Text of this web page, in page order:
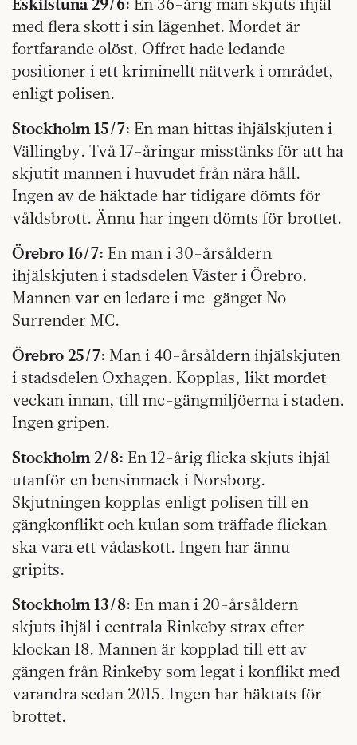
med flera skott i sin lägenhet. Mordet är
fortfarande olöst. Offret hade ledande
positioner i ett kriminellt nätverk i området,
enligt polisen.
Stockholm 15/7: En man hittas ihjälskjuten i
Vällingby. Två 17-åringar misstänks för att ha
skjutit mannen i huvudet från nära håll.
Ingen av de häktade har tidigare dömts för
våldsbrott. Ännu har ingen dömts för brottet.
Örebro 16/7: En man i 30-årsåldern
ihjälskjuten i stadsdelen Väster i Örebro.
Mannen var en ledare i mc-gänget No
Surrender MC.
Örebro 25/7: Man i 40-årsåldern ihjälskjuten
i stadsdelen Oxhagen. Kopplas, likt mordet
veckan innan, till mc-gängmiljöerna i staden.
Ingen gripen.
Stockholm 2/8: En 12-årig flicka skjuts ihjäl
utanför en bensinmack i Norsborg.
Skjutningen kopplas enligt polisen till en
gängkonflikt och kulan som träffade flickan
ska vara ett vådaskott. Ingen har ännu
gripits.
Stockholm 13/8: En man i 20-årsåldern
skjuts ihjäl i centrala Rinkeby strax efter
klockan 18. Mannen är kopplad till ett av
gängen från Rinkeby som legat i konflikt med
varandra sedan 2015. Ingen har häktats för
brottet.